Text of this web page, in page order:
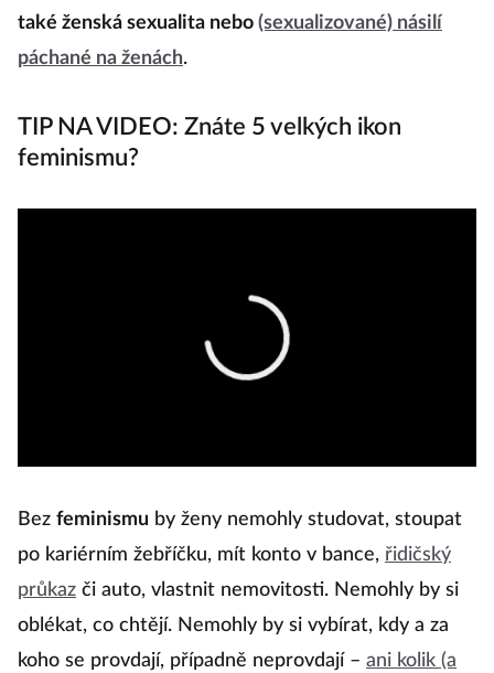
také ženská sexualita nebo (sexualizované) násilí
páchané na ženách.
TIP NA VIDEO: Znáte 5 velkých ikon
feminismu?
Bez feminismu by ženy nemohly studovat, stoupat
po kariérním žebříčku, mít konto v bance, řidičský
průkaz či auto, vlastnit nemovitosti. Nemohly by si
oblékat, co chtějí. Nemohly by si vybírat, kdy a za
koho se provdají, případně neprovdají – ani kolik (a